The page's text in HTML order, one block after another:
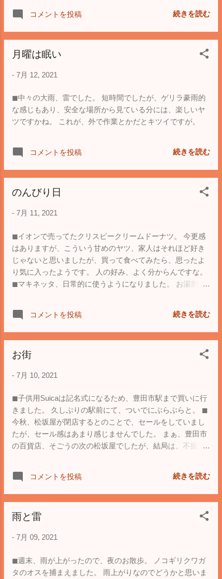
コメントを投稿
続きを読む
月曜は眠い
- 7月 12, 2021
◼︎中々の大雨、雷でした。 短時間でしたが、ゲリラ豪雨的
な感じもあり、安全な場所から見ている分には、楽しいヤ
ツですかね。 これが、外で作業とかだとキツイですが。
コメントを投稿 続きを読む
のんびり日
- 7月 11, 2021
◼︎イオンで売ってたクリスピークリームドーナツ。 今更感
はありますが、こういう甘めのヤツ、家人はそれほど好き
じゃないと思いましたが、買って食べてみたら、思ったよ
り気に入ったようです。 人の好み、よく分からんですな。
◼︎マキネッタ、日常的に使うようになりました。 お湯割り
コメントを投稿
続きを読む
お街
- 7月 10, 2021
◼︎子供用Suicaは記名式になるため、豊田市駅まで買いに行
きました。 久しぶりの駅前にて、ついでにぶらぶらと。 ◼︎
今秋、松坂屋が閉店するとのことで、セールをしていまし
たが、セール感はあまり感じませんでした。 まぁ、豊田市
の百貨店、そごうの次の松坂屋でしたが、結局は、不振で
帰りは子供とバス旅で帰りました。 初めてのタッチです
ね。 豊田市内のバスでは、子供用のカードは決済音が違っ
も必要でしょうから、それらも追い追いやりつつという感
コメントを投稿 続きを読む
雨と雷
- 7月 09, 2021
◼︎週末、雨が上がったので、夜のお散歩。 ノコギリクワガ
タのオスを捕まえました。 雨上がりなのでどうかと思いま